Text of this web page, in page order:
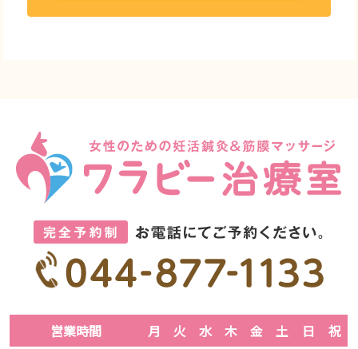
営業時間 月 火 水 木 金 土 日 祝